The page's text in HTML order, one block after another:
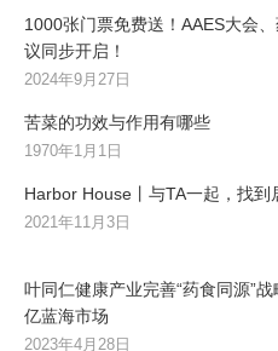
1000张门票免费送！AAES大会
议同步开启！
2024年9月27日
苦菜的功效与作用有哪些
1970年1月1日
Harbor House丨与TA一起，找到
2021年11月3日
叶同仁健康产业完善“药食同源”
亿蓝海市场
2023年4月28日